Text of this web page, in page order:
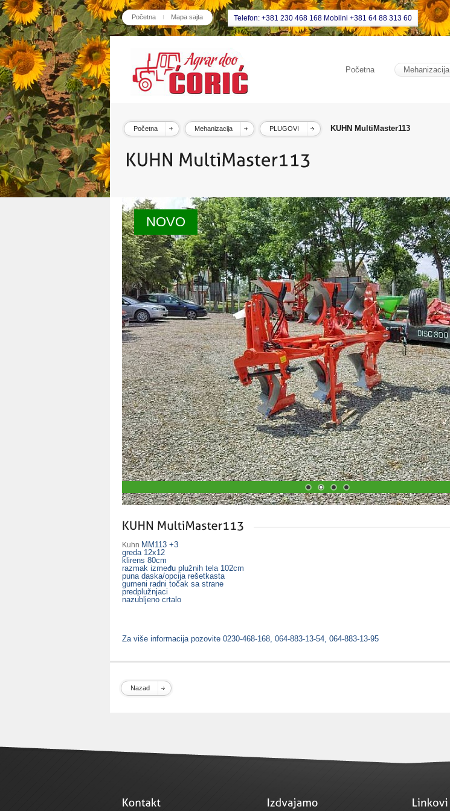
Početna Mapa sajta Telefon: +381 230 468 168 Mobilni +381 64 88 313 60
Početna Mehanizacija
Početna Mehanizacija PLUGOVI KUHN MultiMaster113
NOVO
Kuhn MM113 +3
greda 12x12
klirens 80cm
razmak između plužnih tela 102cm
puna daska/opcija rešetkasta
gumeni radni točak sa strane
predplužnjaci
nazubljeno crtalo
Za više informacija pozovite 0230-468-168, 064-883-13-54, 064-883-13-95
Nazad